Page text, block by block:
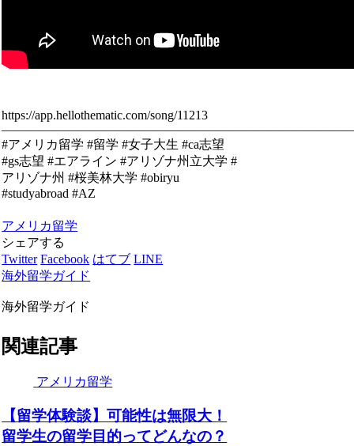
https://app.hellothematic.com/song/11213
#アメリカ留学 #留学 #女子大生 #ca志望
#gs志望 #エアライン #アリゾナ州立大学 #
アリゾナ州 #桜美林大学 #obiryu
#studyabroad #AZ
アメリカ留学
シェアする
Twitter Facebook はてブ LINE
海外留学ガイド
海外留学ガイド
関連記事
アメリカ留学
【留学体験談】可能性は無限大！
留学生の留学目的ってどんなの？